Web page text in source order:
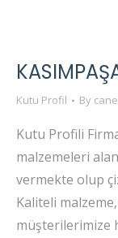
Kutu Profil By
Kutu Profili
malzemeleri
vermekte olup
Kaliteli
müşterilerimize